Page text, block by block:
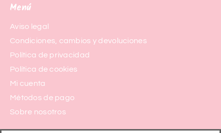
Menú
Aviso legal
Condiciones, cambios y devoluciones
Política de privacidad
Política de cookies
Mi cuenta
Métodos de pago
Sobre nosotros